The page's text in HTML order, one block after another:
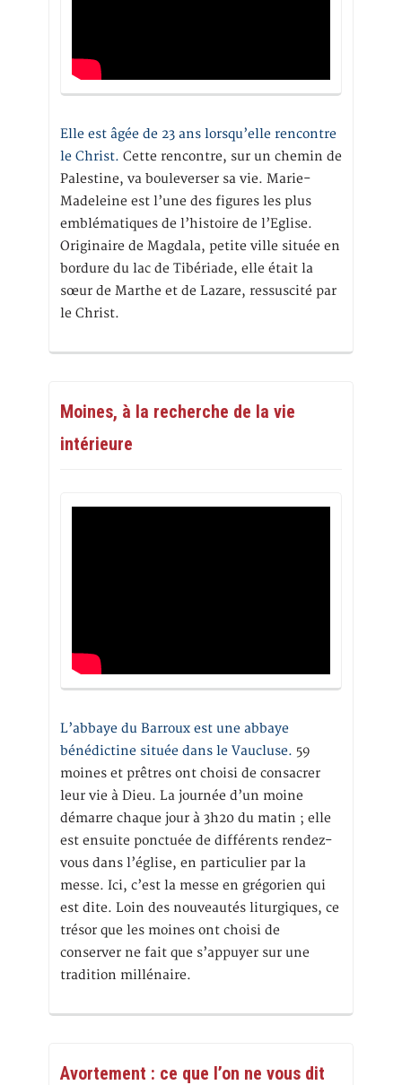
Elle est âgée de 23 ans lorsqu’elle rencontre
le Christ. Cette rencontre, sur un chemin de
Palestine, va bouleverser sa vie. Marie-
Madeleine est l’une des figures les plus
emblématiques de l’histoire de l’Eglise.
Originaire de Magdala, petite ville située en
bordure du lac de Tibériade, elle était la
sœur de Marthe et de Lazare, ressuscité par
le Christ.
Moines, à la recherche de la vie
intérieure
L’abbaye du Barroux est une abbaye
bénédictine située dans le Vaucluse. 59
moines et prêtres ont choisi de consacrer
leur vie à Dieu. La journée d’un moine
démarre chaque jour à 3h20 du matin ; elle
est ensuite ponctuée de différents rendez-
vous dans l’église, en particulier par la
messe. Ici, c’est la messe en grégorien qui
est dite. Loin des nouveautés liturgiques, ce
trésor que les moines ont choisi de
conserver ne fait que s’appuyer sur une
tradition millénaire.
Avortement : ce que l’on ne vous dit